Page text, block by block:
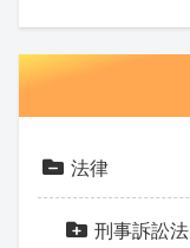
法律
刑事訴訟法